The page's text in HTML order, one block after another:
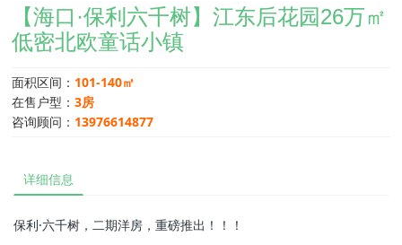
【海口·保利六千树】江东后花园26万㎡
低密北欧童话小镇
面积区间： 101-140㎡
在售户型：3房
咨询顾问： 13976614877
详细信息
保利·六千树，二期洋房，重磅推出！！！